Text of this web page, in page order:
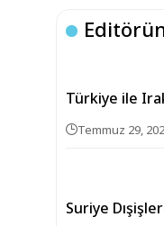
Türkiye ile
Temmuz 29,
Suriye